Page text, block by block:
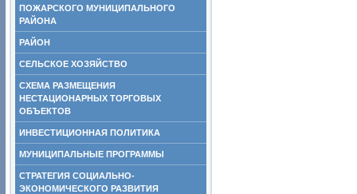
ПОЖАРСКОГО МУНИЦИПАЛЬНОГО
РАЙОНА
РАЙОН
СЕЛЬСКОЕ ХОЗЯЙСТВО
СХЕМА РАЗМЕЩЕНИЯ
НЕСТАЦИОНАРНЫХ ТОРГОВЫХ
ОБЪЕКТОВ
ИНВЕСТИЦИОННАЯ ПОЛИТИКА
МУНИЦИПАЛЬНЫЕ ПРОГРАММЫ
СТРАТЕГИЯ СОЦИАЛЬНО-
ЭКОНОМИЧЕСКОГО РАЗВИТИЯ